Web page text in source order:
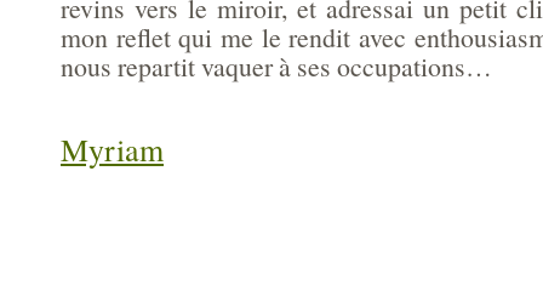
revins vers le miroir, et adressai un petit
mon reflet qui me le rendit avec
nous repartit vaquer à ses occupations…
Myriam